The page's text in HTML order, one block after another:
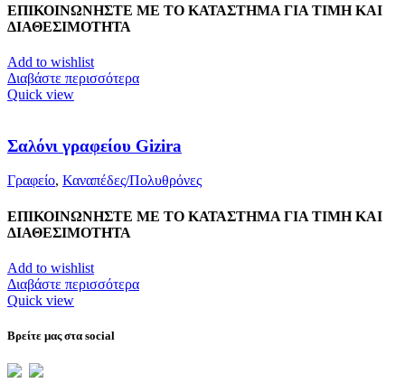
ΕΠΙΚΟΙΝΩΝΗΣΤΕ ΜΕ ΤΟ ΚΑΤΑΣΤΗΜΑ ΓΙΑ ΤΙΜΗ ΚΑΙ
ΔΙΑΘΕΣΙΜΟΤΗΤΑ
Add to wishlist
Διαβάστε περισσότερα
Quick view
Σαλόνι γραφείου Gizira
Γραφείο, Καναπέδες/Πολυθρὀνες
ΕΠΙΚΟΙΝΩΝΗΣΤΕ ΜΕ ΤΟ ΚΑΤΑΣΤΗΜΑ ΓΙΑ ΤΙΜΗ ΚΑΙ
ΔΙΑΘΕΣΙΜΟΤΗΤΑ
Add to wishlist
Διαβάστε περισσότερα
Quick view
Βρείτε μας στα social